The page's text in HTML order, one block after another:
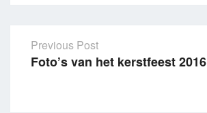
Post
Previous Post
Foto’s van het kerstfeest 2016